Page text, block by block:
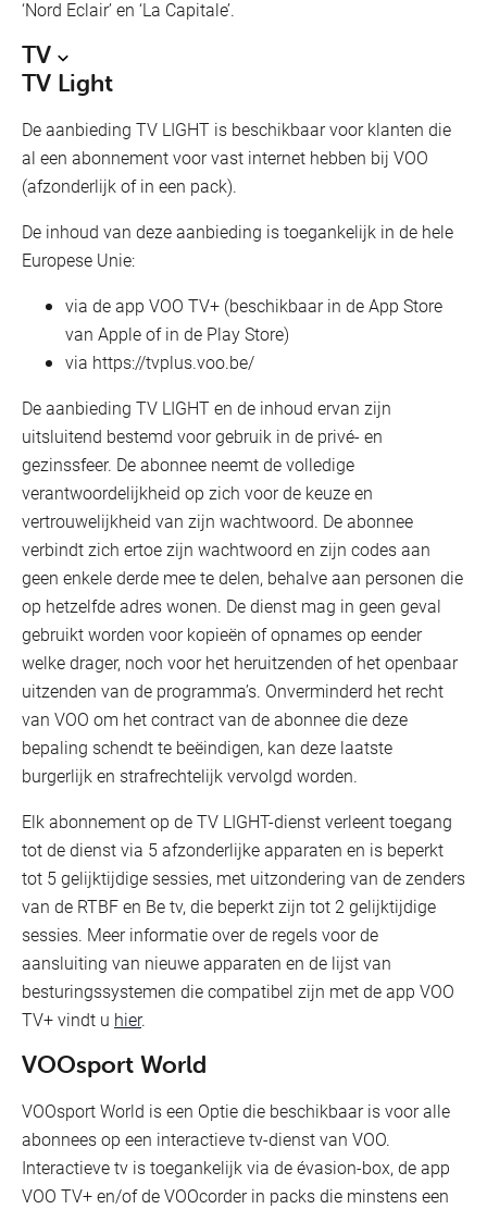
‘Nord Eclair’ en ‘La Capitale’.
TV
TV Light
De aanbieding TV LIGHT is beschikbaar voor klanten die
al een abonnement voor vast internet hebben bij VOO
(afzonderlijk of in een pack).
De inhoud van deze aanbieding is toegankelijk in de hele
Europese Unie:
via de app VOO TV+ (beschikbaar in de App Store
van Apple of in de Play Store)
via https://tvplus.voo.be/
De aanbieding TV LIGHT en de inhoud ervan zijn
uitsluitend bestemd voor gebruik in de privé- en
gezinssfeer. De abonnee neemt de volledige
verantwoordelijkheid op zich voor de keuze en
vertrouwelijkheid van zijn wachtwoord. De abonnee
verbindt zich ertoe zijn wachtwoord en zijn codes aan
geen enkele derde mee te delen, behalve aan personen die
op hetzelfde adres wonen. De dienst mag in geen geval
gebruikt worden voor kopieën of opnames op eender
welke drager, noch voor het heruitzenden of het openbaar
uitzenden van de programma’s. Onverminderd het recht
van VOO om het contract van de abonnee die deze
bepaling schendt te beëindigen, kan deze laatste
burgerlijk en strafrechtelijk vervolgd worden.
Elk abonnement op de TV LIGHT-dienst verleent toegang
tot de dienst via 5 afzonderlijke apparaten en is beperkt
tot 5 gelijktijdige sessies, met uitzondering van de zenders
van de RTBF en Be tv, die beperkt zijn tot 2 gelijktijdige
sessies. Meer informatie over de regels voor de
aansluiting van nieuwe apparaten en de lijst van
besturingssystemen die compatibel zijn met de app VOO
TV+ vindt u hier.
VOOsport World
VOOsport World is een Optie die beschikbaar is voor alle
abonnees op een interactieve tv-dienst van VOO.
Interactieve tv is toegankelijk via de évasion-box, de app
VOO TV+ en/of de VOOcorder in packs die minstens een